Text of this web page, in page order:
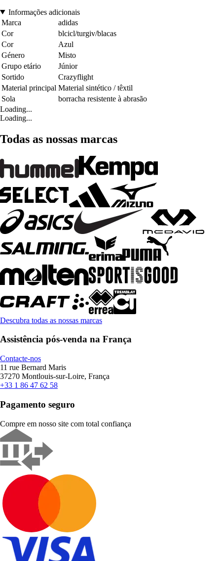
Informações adicionais
Marca
adidas
Cor
blcicl/turgiv/blacas
Cor
Azul
Género
Misto
Grupo etário
Júnior
Sortido
Crazyflight
Material principal Material sintético / têxtil
Sola
borracha resistente à abrasão
Loading...
Loading...
Todas as nossas marcas
Descubra todas as nossas marcas
Assistência pós-venda na França
Contacte-nos
11 rue Bernard Maris
37270 Montlouis-sur-Loire, França
+33 1 86 47 62 58
Pagamento seguro
Compre em nosso site com total confiança